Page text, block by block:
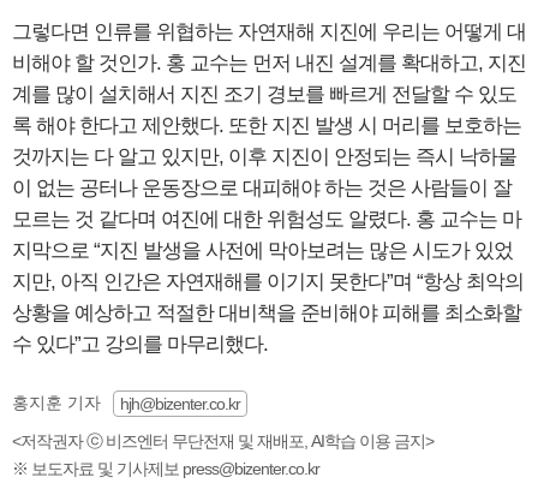
그렇다면 인류를 위협하는 자연재해 지진에 우리는 어떻게 대
비해야 할 것인가. 홍 교수는 먼저 내진 설계를 확대하고, 지진
계를 많이 설치해서 지진 조기 경보를 빠르게 전달할 수 있도
록 해야 한다고 제안했다. 또한 지진 발생 시 머리를 보호하는
것까지는 다 알고 있지만, 이후 지진이 안정되는 즉시 낙하물
이 없는 공터나 운동장으로 대피해야 하는 것은 사람들이 잘
모르는 것 같다며 여진에 대한 위험성도 알렸다. 홍 교수는 마
지막으로 “지진 발생을 사전에 막아보려는 많은 시도가 있었
지만, 아직 인간은 자연재해를 이기지 못한다”며 “항상 최악의
상황을 예상하고 적절한 대비책을 준비해야 피해를 최소화할
수 있다”고 강의를 마무리했다.
홍지훈 기자
hjh@bizenter.co.kr
<저작권자 ⓒ 비즈엔터 무단전재 및 재배포, AI학습 이용 금지>
※ 보도자료 및 기사제보 press@bizenter.co.kr